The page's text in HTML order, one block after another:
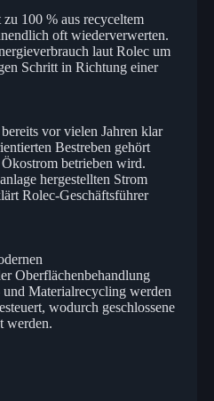
100 % aus recyceltem
oft wiederverwerten.
laut Rolec um
Schritt in Richtung einer
vor vielen Jahren klar
Bestreben gehört
betrieben wird.
hergestellten Strom
Rolec-Geschäftsführer
Oberflächenbehandlung
Materialrecycling werden
wodurch geschlossene
werden.